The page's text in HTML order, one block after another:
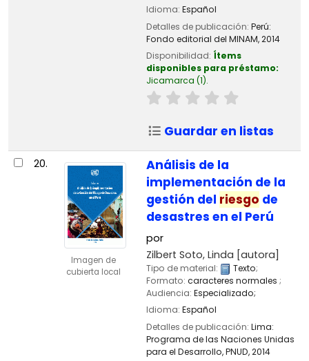
Idioma: Español
Detalles de publicación: Perú:
Fondo editorial del MINAM,2014
Disponibilidad: Ítems
disponibles para préstamo:
Jicamarca (1).
Guardar en listas
20.
Imagen de
cubierta local
Análisis de la
implementación de la
gestión del riesgo de
desastres en el Perú
por
Zilbert Soto, Linda [autora]
Tipo de material: Texto;
Formato: caracteres normales ;
Audiencia: Especializado;
Idioma: Español
Detalles de publicación: Lima:
Programa de las Naciones Unidas
para el Desarrollo, PNUD,2014